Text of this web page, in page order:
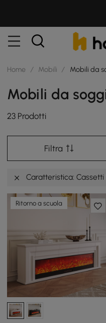
Home / Mobili / Mobili da
Mobili da
23 Prodotti
Filtra
Caratteristica: Cassetti
Ritorno a scuola